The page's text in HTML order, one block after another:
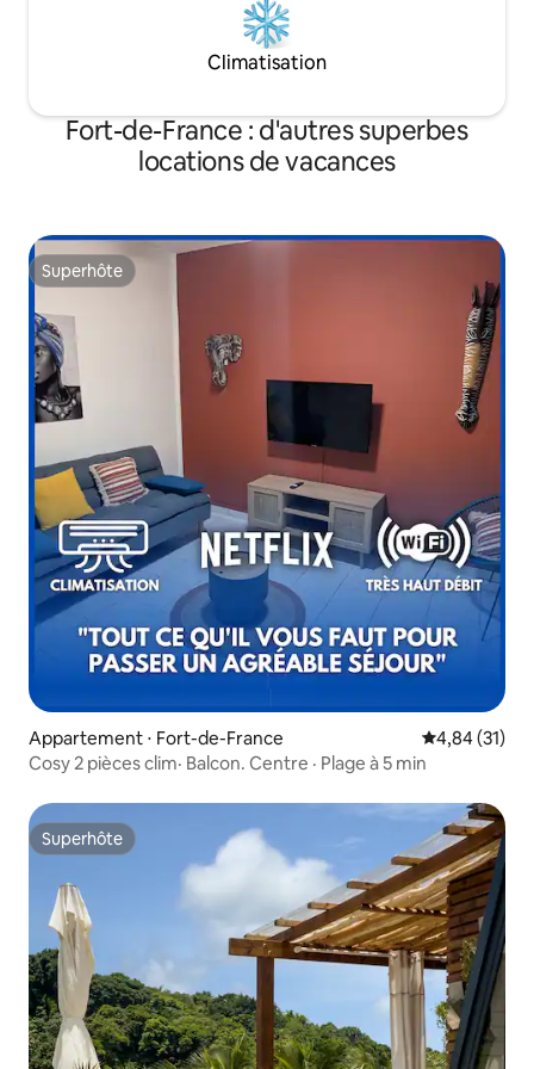
Climatisation
Fort-de-France : d'autres superbes
locations de vacances
Superhôte
Superhôte
Appartement ⋅ Fort-de-France Évaluation
4,84 (31)
Cosy 2 pièces clim· Balcon. Centre · Plage à 5 min
Superhôte
Superhôte